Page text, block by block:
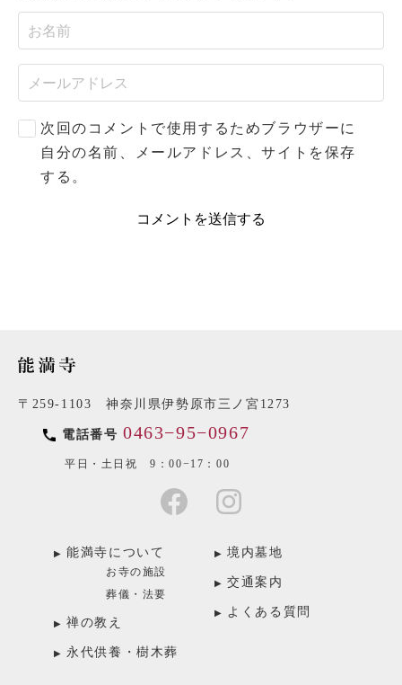
次回のコメントで使用するためブラウザーに
自分の名前、メールアドレス、サイトを保存
する。
〒259-1103 神奈川県伊勢原市三ノ宮1273
電話番号 0463−95−0967
平日・土日祝 9：00−17：00
能満寺について
お寺の施設
葬儀・法要
禅の教え
永代供養・樹木葬
境内墓地
交通案内
よくある質問